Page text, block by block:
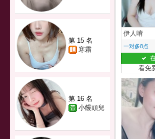
第 15 名
寒霜
第 16 名
小饅頭兒
伊人唷
一对多8点
看免